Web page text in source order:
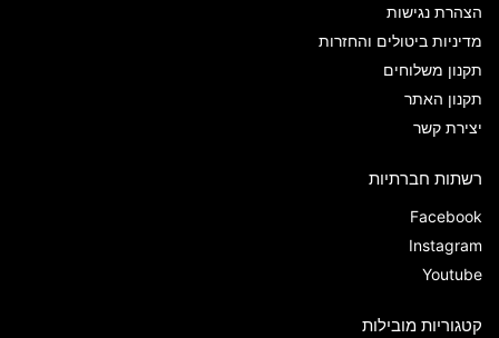
הצהרת נגישות
מדיניות ביטולים והחזרות
תקנון משלוחים
תקנון האתר
יצירת קשר
רשתות חברתיות
Facebook
Instagram
Youtube
קטגוריות מובילות